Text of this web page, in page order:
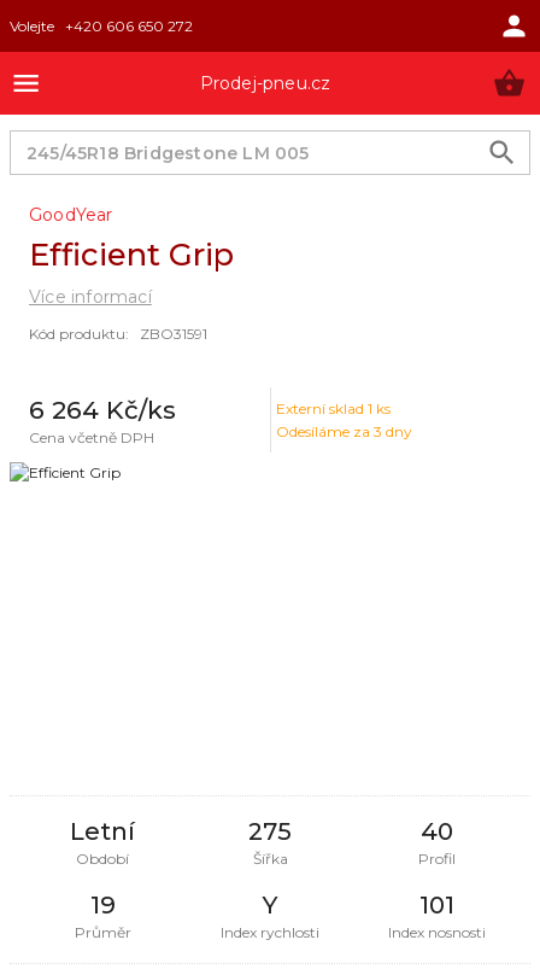
Volejte +420 606 650 272
Prodej-pneu.cz
GoodYear
Efficient Grip
Kód produktu: ZBO31591
6 264 Kč/ks
Cena včetně DPH
Externí sklad 1 ks
Odesíláme za 3 dny
Letní
Období
275
Šířka
40
Profil
19
Průměr
Y
Index rychlosti
101
Index nosnosti
Více informací